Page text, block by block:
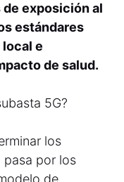
exposición al
estándares
e
de salud.
5G?
los
pasa por los
de